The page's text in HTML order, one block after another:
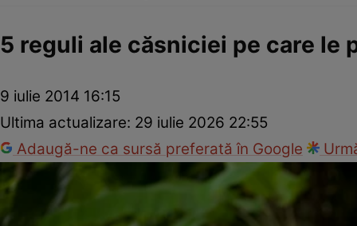
5 reguli ale căsniciei pe care le
9 iulie 2014 16:15
Ultima actualizare: 29 iulie 2026 22:55
Adaugă-ne ca sursă preferată în Google